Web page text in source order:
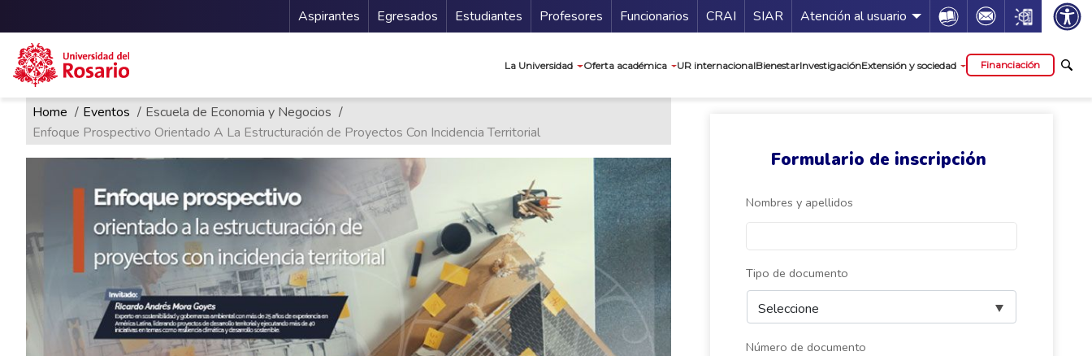
Pasar al contenido principal
Menu Secundario
Aspirantes Egresados Estudiantes Profesores Funcionarios Guía de servicios
CRAI SIAR Atención al usuario Icon Icon Icon
La Universidad Oferta académica UR internacionalBienestarInvestigaciónExtensión y sociedad Financiación
Formulario de inscripción
Nombres y apellidos
Tipo de documento
Número de documento
Ruta de navegación
Home Eventos
Escuela de Economia y Negocios
Enfoque Prospectivo Orientado A La Estructuración de Proyectos Con Incidencia Territorial